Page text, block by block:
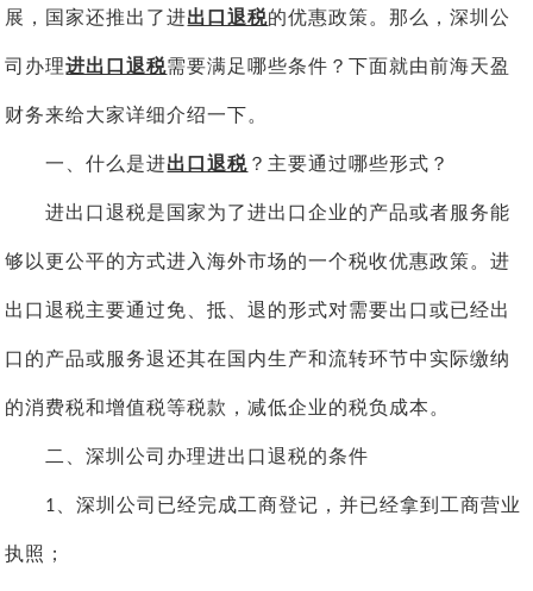
展，国家还推出了进出口退税的优惠政策。那么，深圳公
司办理进出口退税需要满足哪些条件？下面就由前海天盈
财务来给大家详细介绍一下。
一、什么是进出口退税 ？主要通过哪些形式？
进出口退税是国家为了进出口企业的产品或者服务能
够以更公平的方式进入海外市场的一个税收优惠政策。进
出口退税主要通过免、抵、退的形式对需要出口或已经出
口的产品或服务退还其在国内生产和流转环节中实际缴纳
的消费税和增值税等税款，减低企业的税负成本。
二、深圳公司办理进出口退税的条件
1 、深圳公司已经完成工商登记，并已经拿到工商营业
执照；